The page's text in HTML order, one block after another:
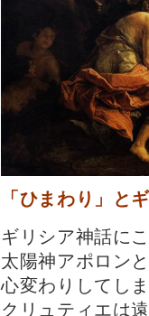
「ひまわり」と
ギリシア神話に
太陽神アポロン
心変わりしてし
クリュティエは